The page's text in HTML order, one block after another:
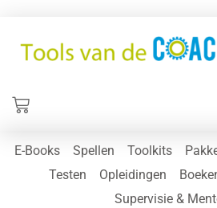
E-Books Spellen Toolkits
Testen
Opleidingen
Supervisie &